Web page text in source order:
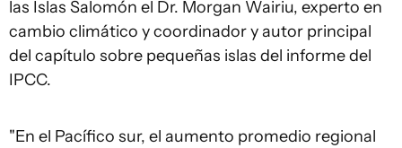
las Islas Salomón el Dr. Morgan Wairiu, experto en
cambio climático y coordinador y autor principal
del capítulo sobre pequeñas islas del informe del
IPCC.
"En el Pacífico sur, el aumento promedio regional